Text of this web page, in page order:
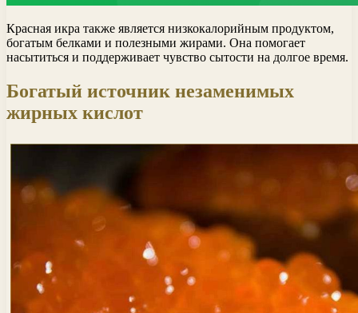
Красная икра также является низкокалорийным продуктом,
богатым белками и полезными жирами. Она помогает
насытиться и поддерживает чувство сытости на долгое время.
Богатый источник незаменимых
жирных кислот